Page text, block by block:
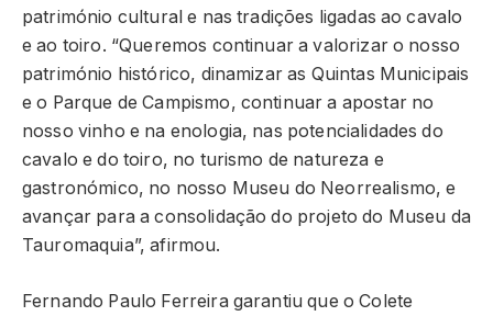
património cultural e nas tradições ligadas ao cavalo
e ao toiro. “Queremos continuar a valorizar o nosso
património histórico, dinamizar as Quintas Municipais
e o Parque de Campismo, continuar a apostar no
nosso vinho e na enologia, nas potencialidades do
cavalo e do toiro, no turismo de natureza e
gastronómico, no nosso Museu do Neorrealismo, e
avançar para a consolidação do projeto do Museu da
Tauromaquia”, afirmou.
Fernando Paulo Ferreira garantiu que o Colete